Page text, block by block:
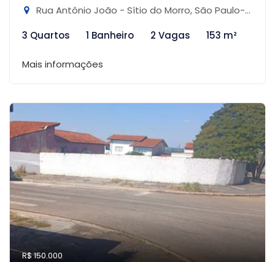
Rua Antônio João - Sítio do Morro, São Paulo-SP
3 Quartos
1 Banheiro 2 Vagas 153 m²
Mais informações
R$ 150.000